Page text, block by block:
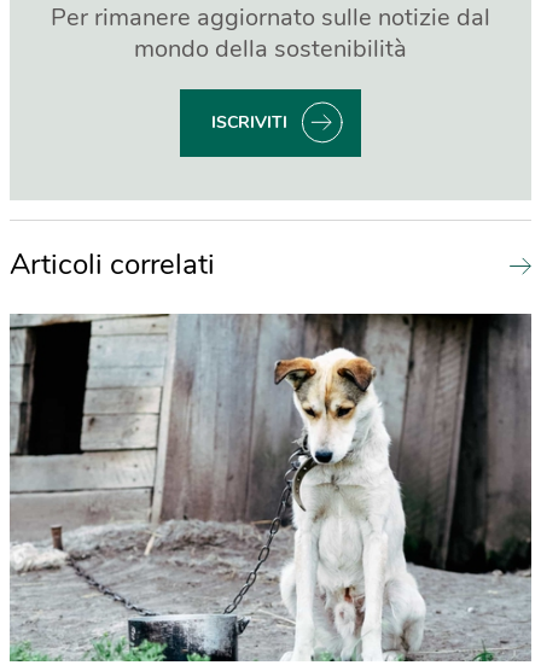
Per rimanere aggiornato sulle notizie dal
mondo della sostenibilità
ISCRIVITI
Articoli correlati